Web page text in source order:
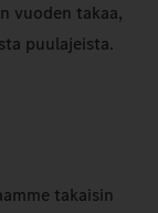
vuoden takaa,
puulajeista.
takaisin